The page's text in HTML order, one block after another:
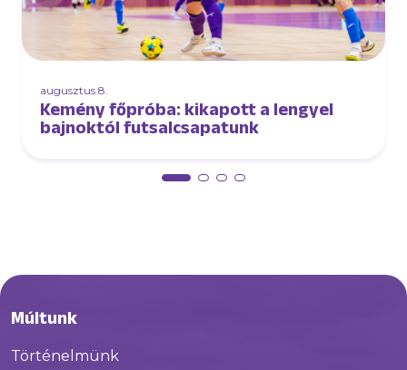
augusztus 8.
Kemény főpróba: kikapott a lengyel
bajnoktól futsalcsapatunk
Múltunk
Történelmünk